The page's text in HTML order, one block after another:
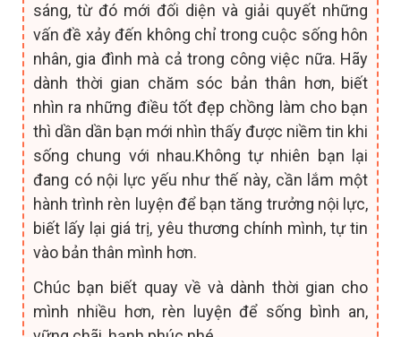
sáng, từ đó mới đối diện và giải quyết những
vấn đề xảy đến không chỉ trong cuộc sống hôn
nhân, gia đình mà cả trong công việc nữa. Hãy
dành thời gian chăm sóc bản thân hơn, biết
nhìn ra những điều tốt đẹp chồng làm cho bạn
thì dần dần bạn mới nhìn thấy được niềm tin khi
sống chung với nhau.Không tự nhiên bạn lại
đang có nội lực yếu như thế này, cần lắm một
hành trình rèn luyện để bạn tăng trưởng nội lực,
biết lấy lại giá trị, yêu thương chính mình, tự tin
vào bản thân mình hơn.
Chúc bạn biết quay về và dành thời gian cho
mình nhiều hơn, rèn luyện để sống bình an,